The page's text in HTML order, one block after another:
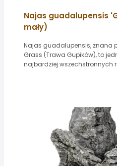
Najas guadalupensis
mały)
Najas guadalupensis, znana
Grass (Trawa Gupików), to
najbardziej wszechstronnych